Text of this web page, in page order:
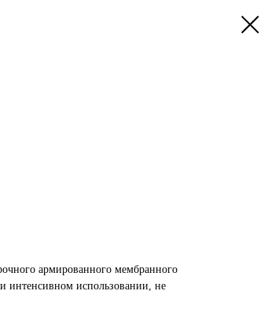
армированного мембранного
интенсивном использовании, не